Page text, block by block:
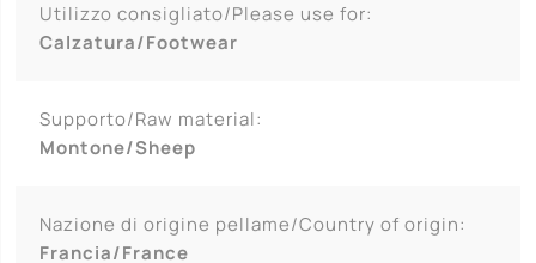
Utilizzo consigliato/Please use for:
Calzatura/Footwear
Supporto/Raw material:
Montone/Sheep
Nazione di origine pellame/Country of origin:
Francia/France